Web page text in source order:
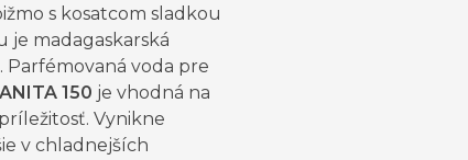
s kosatcom sladkou
je madagaskarská
Parfémovaná voda pre
150 je vhodná na
Vynikne
v chladnejších